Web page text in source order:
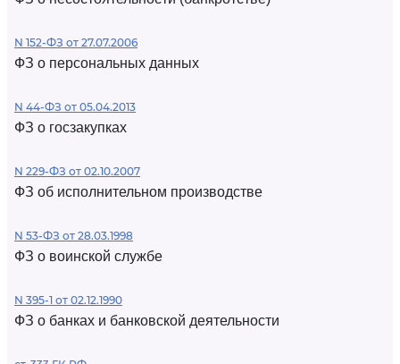
N 152-ФЗ от 27.07.2006
ФЗ о персональных данных
N 44-ФЗ от 05.04.2013
ФЗ о госзакупках
N 229-ФЗ от 02.10.2007
ФЗ об исполнительном производстве
N 53-ФЗ от 28.03.1998
ФЗ о воинской службе
N 395-1 от 02.12.1990
ФЗ о банках и банковской деятельности